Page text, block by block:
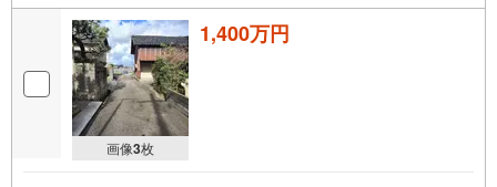
画像3枚
1,400万円